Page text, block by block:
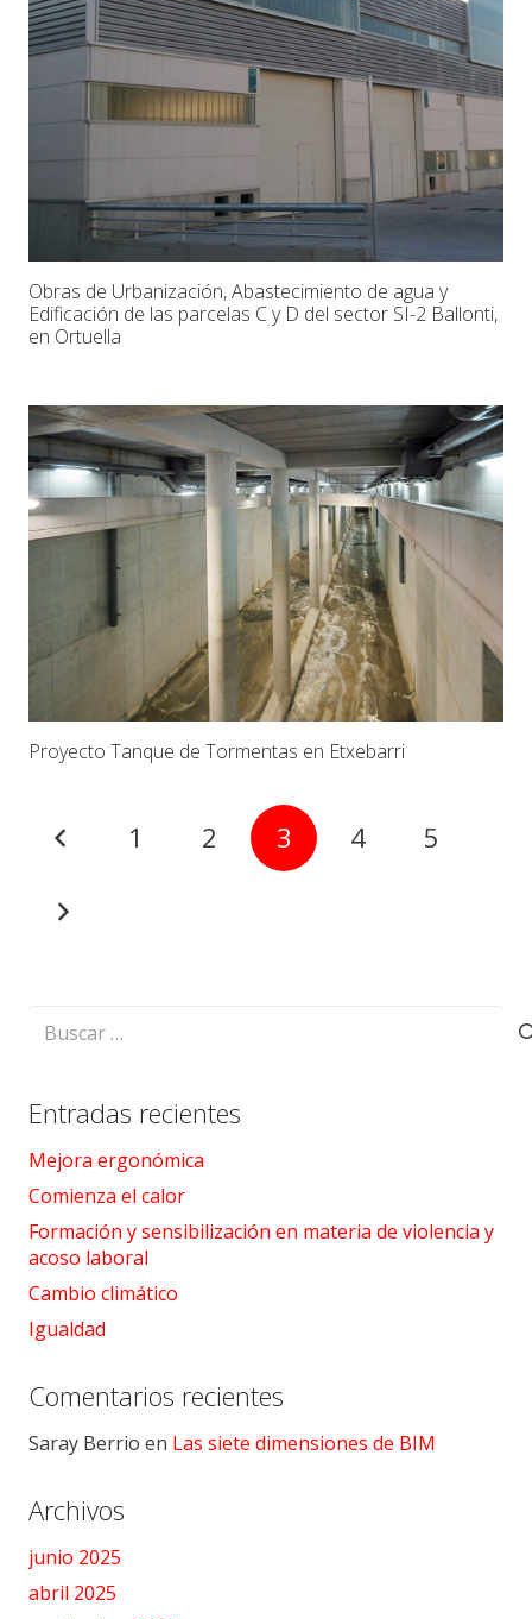
Obras de Urbanización, Abastecimiento de agua y
Edificación de las parcelas C y D del sector SI-2 Ballonti,
en Ortuella
Proyecto Tanque de Tormentas en Etxebarri
1 2 3 4 5
Buscar:
Entradas recientes
Mejora ergonómica
Comienza el calor
Formación y sensibilización en materia de violencia y
acoso laboral
Cambio climático
Igualdad
Comentarios recientes
Saray Berrio en Las siete dimensiones de BIM
Archivos
junio 2025
abril 2025